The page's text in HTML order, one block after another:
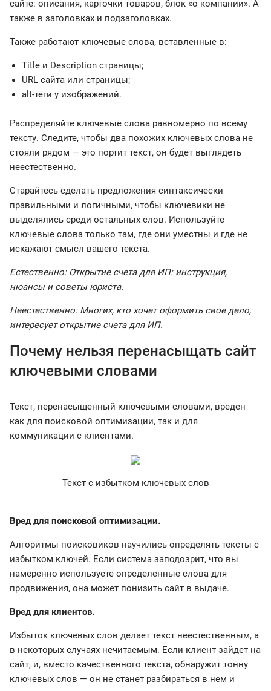
сайте: описания, карточки товаров, блок «о компании». А
также в заголовках и подзаголовках.
Также работают ключевые слова, вставленные в:
Title и Description страницы;
URL сайта или страницы;
alt-теги у изображений.
Распределяйте ключевые слова равномерно по всему
тексту. Следите, чтобы два похожих ключевых слова не
стояли рядом — это портит текст, он будет выглядеть
неестественно.
Старайтесь сделать предложения синтаксически
правильными и логичными, чтобы ключевики не
выделялись среди остальных слов. Используйте
ключевые слова только там, где они уместны и где не
искажают смысл вашего текста.
Естественно: Открытие счета для ИП: инструкция,
нюансы и советы юриста.
Неестественно: Многих, кто хочет оформить свое дело,
интересует открытие счета для ИП.
Почему нельзя перенасыщать сайт
ключевыми словами
Текст, перенасыщенный ключевыми словами, вреден
как для поисковой оптимизации, так и для
коммуникации с клиентами.
Текст с избытком ключевых слов
Вред для поисковой оптимизации.
Алгоритмы поисковиков научились определять тексты с
избытком ключей. Если система заподозрит, что вы
намеренно используете определенные слова для
продвижения, она может понизить сайт в выдаче.
Вред для клиентов.
Избыток ключевых слов делает текст неестественным, а
в некоторых случаях нечитаемым. Если клиент зайдет на
сайт, и, вместо качественного текста, обнаружит тонну
ключевых слов — он не станет разбираться в нем и